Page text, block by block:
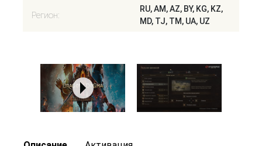
Регион:
RU, AM, AZ, BY, KG, KZ,
MD, TJ, TM, UA, UZ